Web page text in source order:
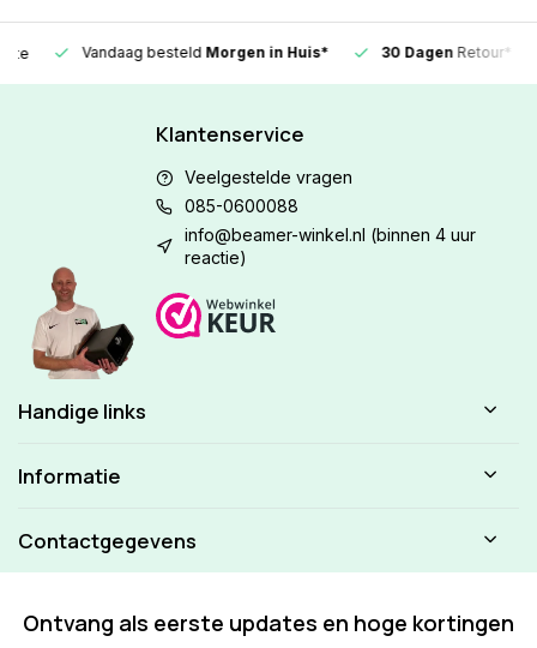
Vandaag besteldMorgen in Huis* 30 DagenRetour*
Klantenservice
Veelgestelde vragen
085-0600088
info@beamer-winkel.nl (binnen 4 uur
reactie)
Handige links
Informatie
Contactgegevens
Ontvang als eerste updates en hoge kortingen